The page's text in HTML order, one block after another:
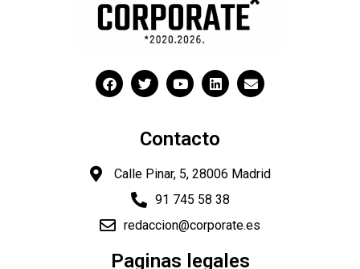
Contacto
Calle Pinar, 5, 28006 Madrid
91 745 58 38
redaccion@corporate.es
Paginas legales